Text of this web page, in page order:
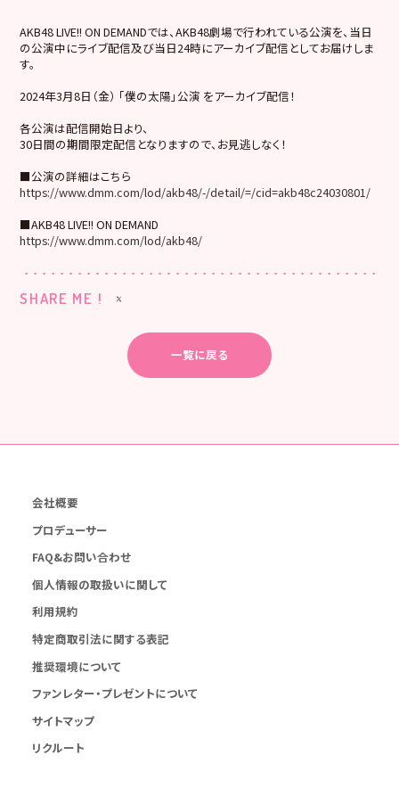
AKB48 LIVE!! ON DEMANDでは、AKB48劇場で行われている公演を、当日
の公演中にライブ配信及び当日24時にアーカイブ配信としてお届けしま
す。
2024年3月8日（金） 「僕の太陽」公演 をアーカイブ配信！
各公演は配信開始日より、
30日間の期間限定配信となりますので、お見逃しなく！
■公演の詳細はこちら
https://www.dmm.com/lod/akb48/-/detail/=/cid=akb48c24030801/
■AKB48 LIVE!! ON DEMAND
https://www.dmm.com/lod/akb48/
SHARE ME !
一覧に戻る
会社概要
プロデューサー
FAQ&お問い合わせ
個人情報の取扱いに関して
利用規約
特定商取引法に関する表記
推奨環境について
ファンレター・プレゼントについて
サイトマップ
リクルート